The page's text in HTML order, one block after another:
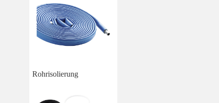
Rohrisolierung